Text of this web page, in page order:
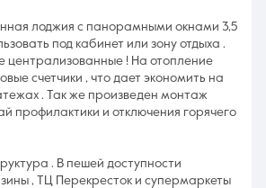
лоджия с панорамными окнами 3,5
под кабинет или зону отдыха .
централизованные ! На отопление
счетчики , что дает экономить на
. Так же произведен монтаж
профилактики и отключения горячего
. В пешей доступности
, ТЦ Перекресток и супермаркеты